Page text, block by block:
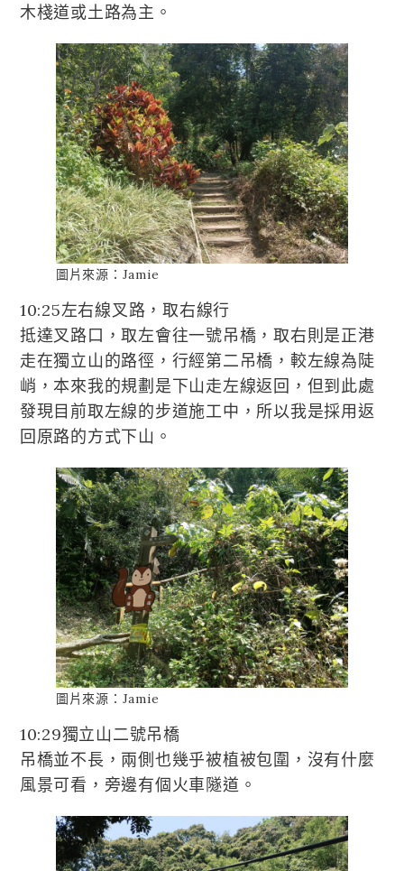
木棧道或土路為主。
圖片來源：Jamie
10:25左右線叉路，取右線行
抵達叉路口，取左會往一號吊橋，取右則是正港
走在獨立山的路徑，行經第二吊橋，較左線為陡
峭，本來我的規劃是下山走左線返回，但到此處
發現目前取左線的步道施工中，所以我是採用返
回原路的方式下山。
圖片來源：Jamie
10:29獨立山二號吊橋
吊橋並不長，兩側也幾乎被植被包圍，沒有什麼
風景可看，旁邊有個火車隧道。